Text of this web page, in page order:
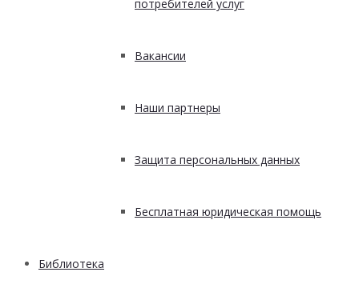
потребителей услуг
Вакансии
Наши партнеры
Защита персональных данных
Бесплатная юридическая помощь
Библиотека